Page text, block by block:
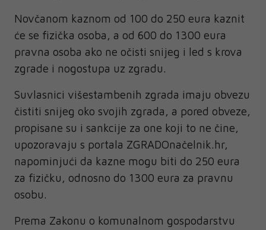
Novčanom kaznom od 100 do 250 eura kaznit
će se fizička osoba, a od 600 do 1300 eura
pravna osoba ako ne očisti snijeg i led s krova
zgrade i nogostupa uz zgradu.
Suvlasnici višestambenih zgrada imaju obvezu
čistiti snijeg oko svojih zgrada, a pored obveze,
propisane su i sankcije za one koji to ne čine,
upozoravaju s portala ZGRADOnačelnik.hr,
napominjući da kazne mogu biti do 250 eura
za fizičku, odnosno do 1300 eura za pravnu
osobu.
Prema Zakonu o komunalnom gospodarstvu